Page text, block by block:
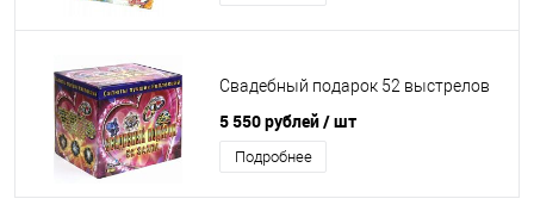
Свадебный подарок 52 выстрелов
5 550 рублей/ шт
Подробнее